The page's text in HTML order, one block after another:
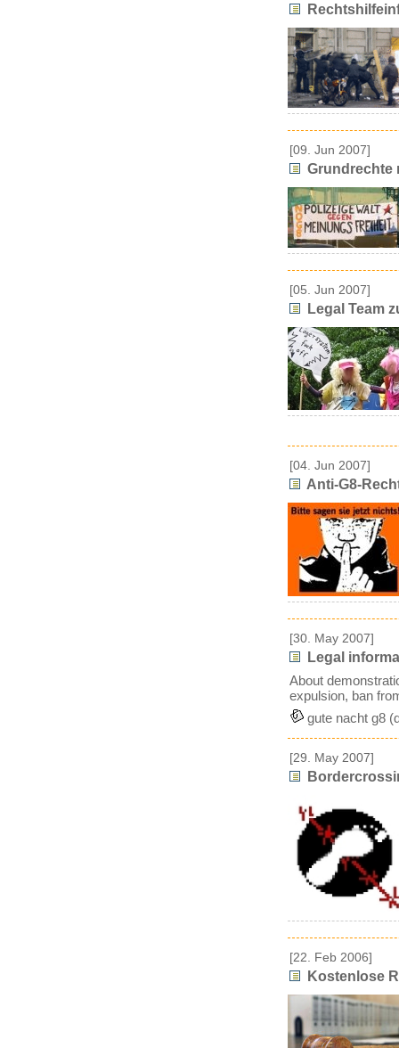
[09. Jun 2007]
Grundrechte
[05. Jun 2007]
Legal Team
[04. Jun 2007]
Anti-G8-
[30. May 2007]
Legal
About
expulsion, ban
gute nacht g8
[29. May 2007]
[22. Feb 2006]
Kostenlose